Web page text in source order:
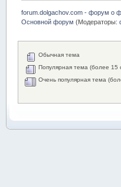
forum.dolgachov.com - форум о
Основной форум (Модераторы:
Обычная тема
Популярная тема (более 15
Очень популярная тема